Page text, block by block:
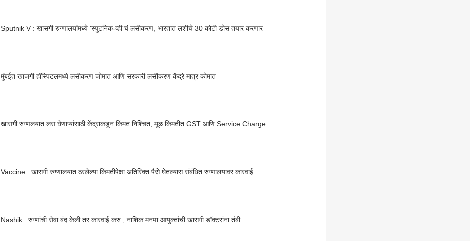
Sputnik V : खासगी रुग्णालयांमध्ये 'स्पुटनिक-व्ही'चं लसीकरण, भारतात लशीचे 30 कोटी डोस तयार करणार
मुंबईत खाजगी हॉस्पिटलमध्ये लसीकरण जोमात आणि सरकारी लसीकरण केंद्रे मात्र कोमात
खासगी रुग्णलयात लस घेणाऱ्यांसाठी केंद्राकडून किंमत निश्चित, मूळ किंमतीत GST आणि Service Charge
Vaccine : खासगी रुग्णालयात ठरलेल्या किंमतीपेक्षा अतिरिक्त पैसे घेतल्यास संबंधित रुग्णालयावर कारवाई
Nashik : रुग्णांची सेवा बंद केली तर कारवाई करु ; नाशिक मनपा आयुक्तांची खासगी डॉक्टरांना तंबी